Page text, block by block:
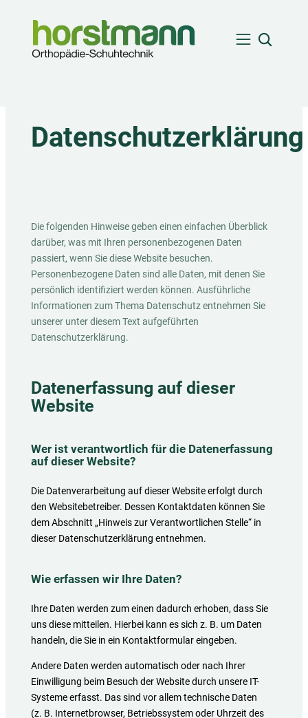
springen
Such-
Overlay
Datenschutzerklärung
Die folgenden Hinweise geben einen einfachen Überblick
darüber, was mit Ihren personenbezogenen Daten
passiert, wenn Sie diese Website besuchen.
Personenbezogene Daten sind alle Daten, mit denen Sie
persönlich identifiziert werden können. Ausführliche
Informationen zum Thema Datenschutz entnehmen Sie
unserer unter diesem Text aufgeführten
Datenschutzerklärung.
Datenerfassung auf dieser
Website
Wer ist verantwortlich für die Datenerfassung
auf dieser Website?
Die Datenverarbeitung auf dieser Website erfolgt durch
den Websitebetreiber. Dessen Kontaktdaten können Sie
dem Abschnitt „Hinweis zur Verantwortlichen Stelle“ in
dieser Datenschutzerklärung entnehmen.
Wie erfassen wir Ihre Daten?
Ihre Daten werden zum einen dadurch erhoben, dass Sie
uns diese mitteilen. Hierbei kann es sich z. B. um Daten
handeln, die Sie in ein Kontaktformular eingeben.
Andere Daten werden automatisch oder nach Ihrer
Einwilligung beim Besuch der Website durch unsere IT-
Systeme erfasst. Das sind vor allem technische Daten
(z. B. Internetbrowser, Betriebssystem oder Uhrzeit des